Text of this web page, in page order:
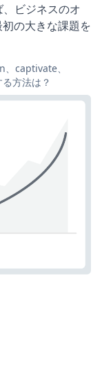
ビジネスのオ
の大きな課題を
captivate、
方法は？